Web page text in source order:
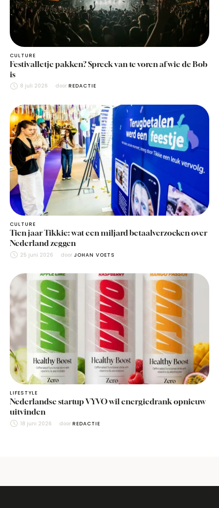
CULTURE
Festivalletje pakken? Spreek van te voren af wie de Bob
is
8 juli 2026 door REDACTIE
CULTURE
Tien jaar Tikkie: wat een miljard betaalverzoeken over
Nederland zeggen
25 juni 2026 door JOHAN VOETS
LIFESTYLE
Nederlandse startup VYVO wil energiedrank opnieuw
uitvinden
18 juni 2026 door REDACTIE